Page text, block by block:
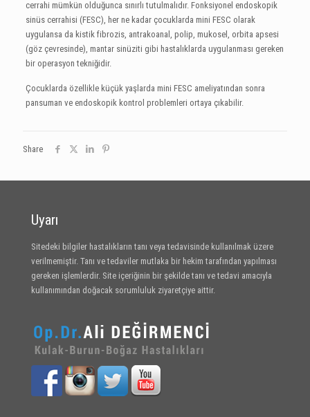
cerrahi mümkün olduğunca sınırlı tutulmalıdır. Fonksiyonel endoskopik
sinüs cerrahisi (FESC), her ne kadar çocuklarda mini FESC olarak
uygulansa da kistik fibrozis, antrakoanal, polip, mukosel, orbita apsesi
(göz çevresinde), mantar sinüziti gibi hastalıklarda uygulanması gereken
bir operasyon tekniğidir.
Çocuklarda özellikle küçük yaşlarda mini FESC ameliyatından sonra
pansuman ve endoskopik kontrol problemleri ortaya çıkabilir.
Share
Uyarı
Sitedeki bilgiler hastalıkların tanı veya tedavisinde kullanılmak üzere
verilmemiştir. Tanı ve tedaviler mutlaka bir hekim tarafından yapılması
gereken işlemlerdir. Site içeriğinin bir şekilde tanı ve tedavi amacıyla
kullanımından doğacak sorumluluk ziyaretçiye aittir.